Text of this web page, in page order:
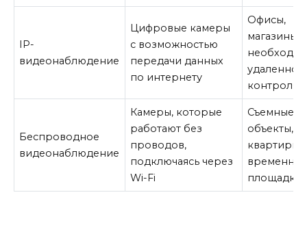
IP-
видеонаблюдение
Цифровые камеры
с возможностью
передачи данных
по интернету
Офисы,
магазины,
контроля
Беспроводное
видеонаблюдение
Камеры, которые
работают без
проводов,
подключаясь через
Wi-Fi
Съемные
объекты,
квартиры,
площадки